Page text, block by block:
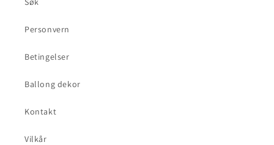
Personvern
Betingelser
Ballong dekor
Kontakt
Vilkår